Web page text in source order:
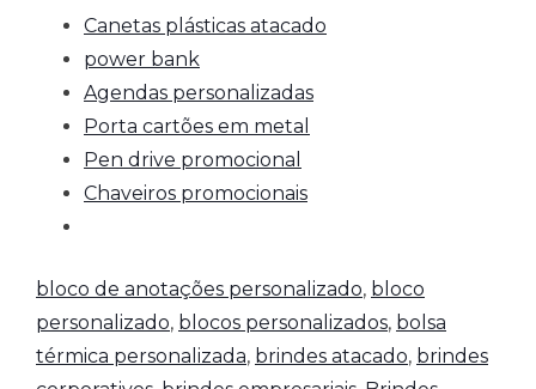
Canetas plásticas atacado
power bank
Agendas personalizadas
Porta cartões em metal
Pen drive promocional
Chaveiros promocionais
bloco de anotações personalizado, bloco
personalizado, blocos personalizados, bolsa
térmica personalizada, brindes atacado, brindes